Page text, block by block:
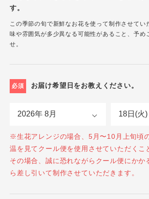
す。
この季節の旬で新鮮なお花を使って制作させてい
味や雰囲気が多少異なる可能性があること、予め
せ。
必須 お届け希望日をお教えください。
※生花アレンジの場合、5月〜10月上旬頃
温を見てクール便を使用させていただくこ
その場合、誠に恐れながらクール便にかか
ら差し引いて制作させていただきます。